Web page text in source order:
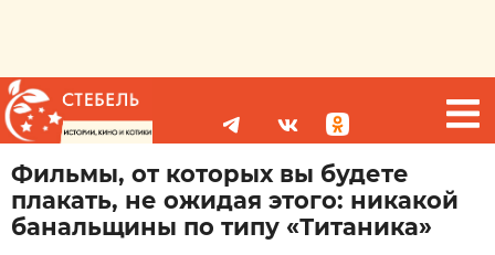
Фильмы, от которых вы будете
плакать, не ожидая этого: никакой
банальщины по типу «Титаника»